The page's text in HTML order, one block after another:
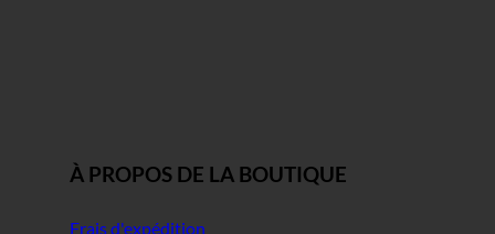
À PROPOS DE LA BOUTIQUE
Frais d'expédition